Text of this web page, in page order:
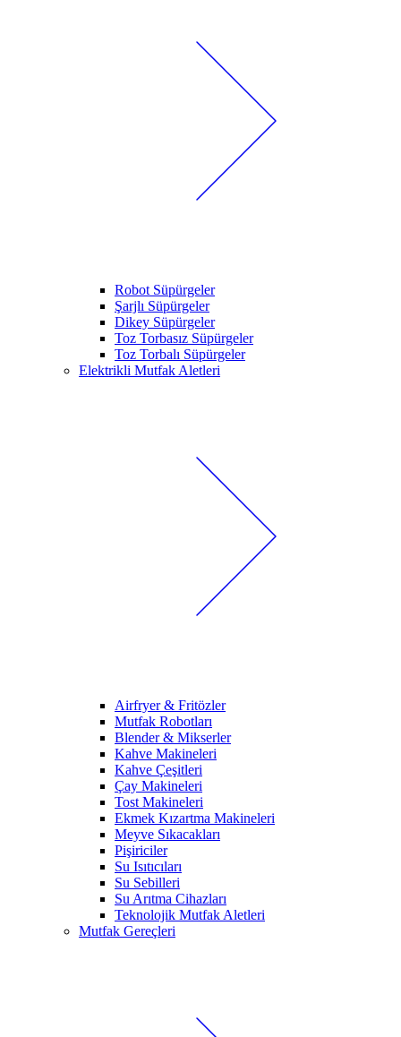
Robot Süpürgeler
Şarjlı Süpürgeler
Dikey Süpürgeler
Toz Torbasız Süpürgeler
Toz Torbalı Süpürgeler
Elektrikli Mutfak Aletleri
Airfryer & Fritözler
Mutfak Robotları
Blender & Mikserler
Kahve Makineleri
Kahve Çeşitleri
Çay Makineleri
Tost Makineleri
Ekmek Kızartma Makineleri
Meyve Sıkacakları
Pişiriciler
Su Isıtıcıları
Su Sebilleri
Su Arıtma Cihazları
Teknolojik Mutfak Aletleri
Mutfak Gereçleri